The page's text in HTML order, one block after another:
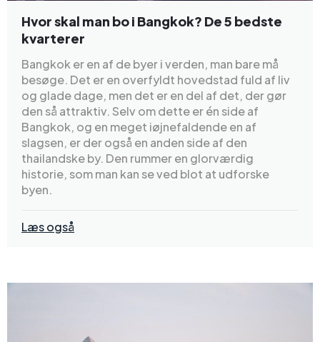
Hvor skal man bo i Bangkok? De 5 bedste
kvarterer
Bangkok er en af de byer i verden, man bare må
besøge. Det er en overfyldt hovedstad fuld af liv
og glade dage, men det er en del af det, der gør
den så attraktiv. Selv om dette er én side af
Bangkok, og en meget iøjnefaldende en af
slagsen, er der også en anden side af den
thailandske by. Den rummer en glorværdig
historie, som man kan se ved blot at udforske
byen.
Læs også